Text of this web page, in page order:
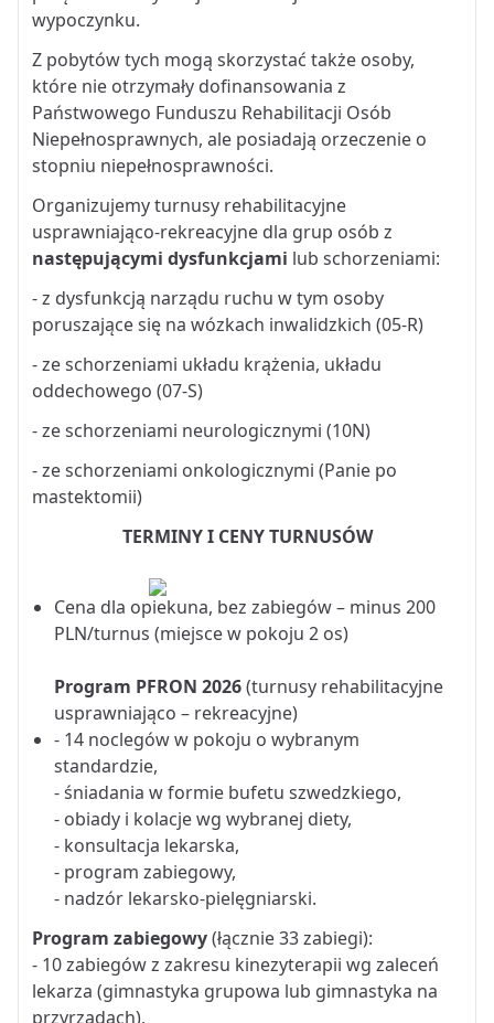
wypoczynku.
Z pobytów tych mogą skorzystać także osoby,
które nie otrzymały dofinansowania z
Państwowego Funduszu Rehabilitacji Osób
Niepełnosprawnych, ale posiadają orzeczenie o
stopniu niepełnosprawności.
Organizujemy turnusy rehabilitacyjne
usprawniająco-rekreacyjne dla grup osób z
następującymi dysfunkcjami lub schorzeniami:
- z dysfunkcją narządu ruchu w tym osoby
poruszające się na wózkach inwalidzkich (05-R)
- ze schorzeniami układu krążenia, układu
oddechowego (07-S)
- ze schorzeniami neurologicznymi (10N)
- ze schorzeniami onkologicznymi (Panie po
mastektomii)
TERMINY I CENY TURNUSÓW
Cena dla opiekuna, bez zabiegów – minus 200
PLN/turnus (miejsce w pokoju 2 os)
Program PFRON 2026(turnusy rehabilitacyjne
usprawniająco – rekreacyjne)
- 14 noclegów w pokoju o wybranym
standardzie,
- śniadania w formie bufetu szwedzkiego,
- obiady i kolacje wg wybranej diety,
- konsultacja lekarska,
- program zabiegowy,
- nadzór lekarsko-pielęgniarski.
Program zabiegowy(łącznie 33 zabiegi):
- 10 zabiegów z zakresu kinezyterapii wg zaleceń
lekarza (gimnastyka grupowa lub gimnastyka na
przyrządach),